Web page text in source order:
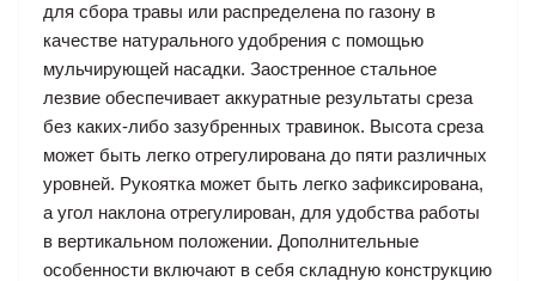
для сбора травы или распределена по газону в
качестве натурального удобрения с помощью
мульчирующей насадки. Заостренное стальное
лезвие обеспечивает аккуратные результаты среза
без каких-либо зазубренных травинок. Высота среза
может быть легко отрегулирована до пяти различных
уровней. Рукоятка может быть легко зафиксирована,
а угол наклона отрегулирован, для удобства работы
в вертикальном положении. Дополнительные
особенности включают в себя складную конструкцию